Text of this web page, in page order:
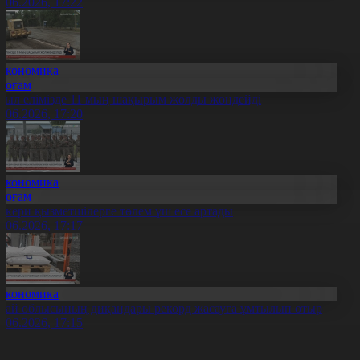
елімізде 11 мың шақырым жолды жөндейді
17:20
қызметшілерге төлем үш есе артады
17:17
облысының диқандары рекорд жасауға ұмтылып отыр
17:15